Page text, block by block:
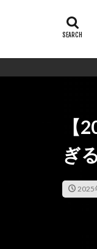
【
ぎ
2025